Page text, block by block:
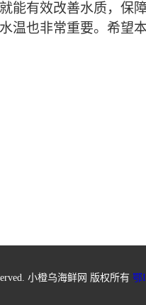
能有效改善水质，保
温也非常重要。希望
小橙乌海鲜网 版权所有 鄂